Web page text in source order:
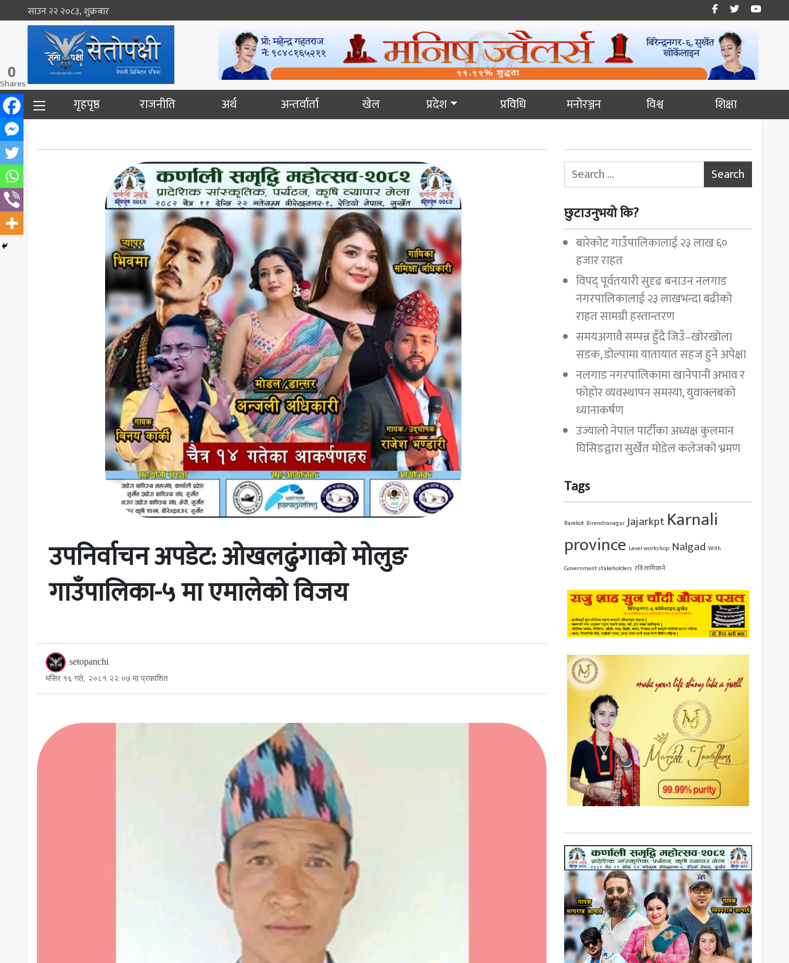
साउन २२ २०८३, शुक्रबार
गृहपृष्ठ राजनीति अर्थ अन्तर्वार्ता खेल प्रदेश प्रविधि मनोरञ्जन विश्व शिक्षा
उपनिर्वाचन अपडेट: ओखलढुंगाको मोलुङ
गाउँपालिका-५ मा एमालेको विजय
setopanchi
मंसिर १६ गते, २०८१ २२:०७ मा प्रकाशित
0
Shares
Search for:
छुटाउनुभयो कि?
बारेकोट गाउँपालिकालाई २३ लाख ६०
हजार राहत
विपद् पूर्वतयारी सुदृढ बनाउन नलगाड
नगरपालिकालाई २३ लाखभन्दा बढीको
राहत सामग्री हस्तान्तरण
समयअगावै सम्पन्न हुँदै जिउँ–खोरखोला
सडक, डोल्पामा यातायात सहज हुने अपेक्षा
नलगाड नगरपालिकामा खानेपानी अभाव र
फोहोर व्यवस्थापन समस्या, युवाक्लबको
ध्यानाकर्षण
उज्यालो नेपाल पार्टीका अध्यक्ष कुलमान
घिसिङद्वारा सुर्खेत मोडेल कलेजको भ्रमण
Tags
Barekot Birendranagar JajarkptKarnali
province Level workshop Nalgad With
Government stakeholders रवि लामिछाने